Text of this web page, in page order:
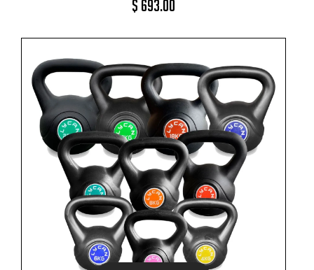
$ 693.00